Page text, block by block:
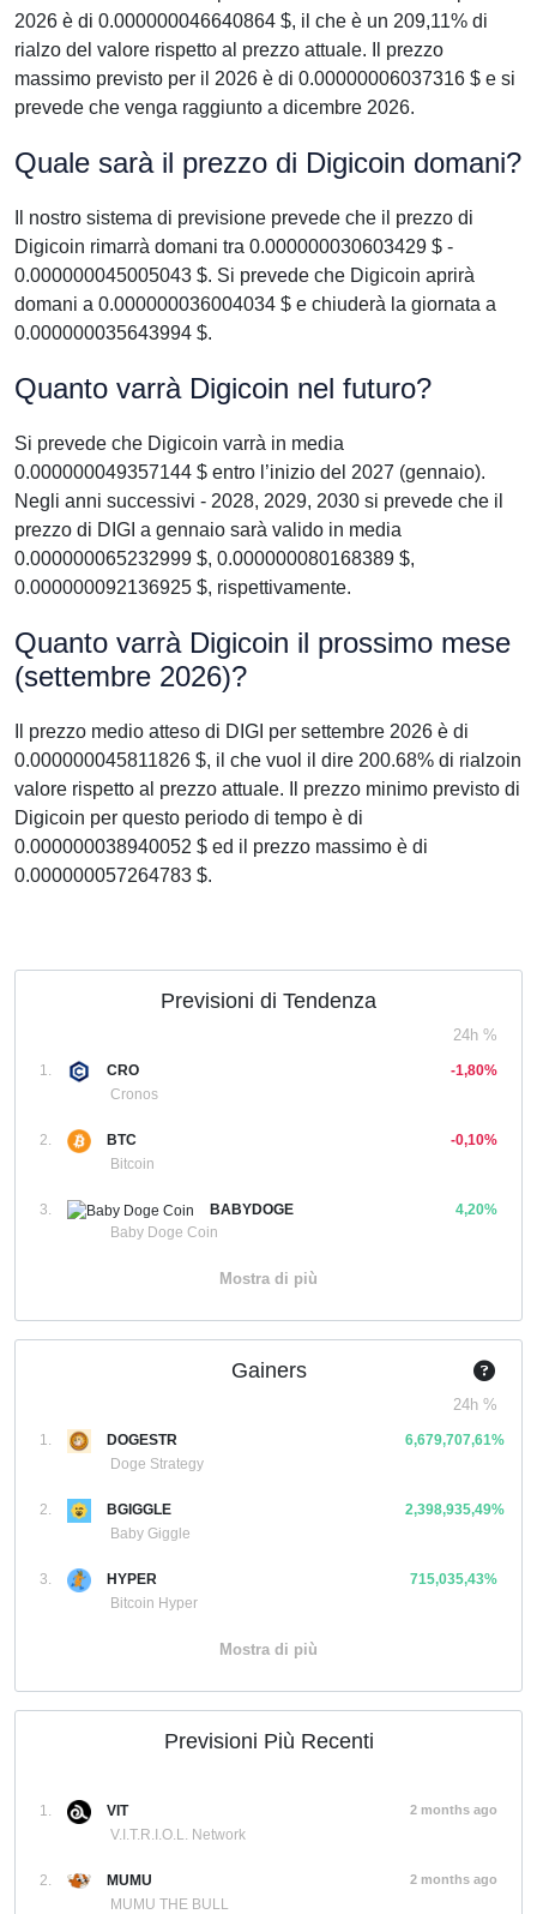
2026 è di 0.000000046640864 $, il che è un 209,11% di
rialzo del valore rispetto al prezzo attuale. Il prezzo
massimo previsto per il 2026 è di 0.00000006037316 $ e si
prevede che venga raggiunto a dicembre 2026.
Quale sarà il prezzo di Digicoin domani?
Il nostro sistema di previsione prevede che il prezzo di
Digicoin rimarrà domani tra 0.000000030603429 $ -
0.000000045005043 $. Si prevede che Digicoin aprirà
domani a 0.000000036004034 $ e chiuderà la giornata a
0.000000035643994 $.
Quanto varrà Digicoin nel futuro?
Si prevede che Digicoin varrà in media
0.000000049357144 $ entro l’inizio del 2027 (gennaio).
Negli anni successivi - 2028, 2029, 2030 si prevede che il
prezzo di DIGI a gennaio sarà valido in media
0.000000065232999 $, 0.000000080168389 $,
0.000000092136925 $, rispettivamente.
Quanto varrà Digicoin il prossimo mese
(settembre 2026)?
Il prezzo medio atteso di DIGI per settembre 2026 è di
0.000000045811826 $, il che vuol il dire 200.68% di rialzoin
valore rispetto al prezzo attuale. Il prezzo minimo previsto di
Digicoin per questo periodo di tempo è di
0.000000038940052 $ ed il prezzo massimo è di
0.000000057264783 $.
Previsioni di Tendenza
24h %
1.
CRO
Cronos
-1,80%
2.
BTC
Bitcoin
-0,10%
3.
BABYDOGE
Baby Doge Coin
4,20%
Mostra di più
Gainers
24h %
1.
DOGESTR
Doge Strategy
6,679,707,61%
2.
BGIGGLE
Baby Giggle
2,398,935,49%
3.
HYPER
Bitcoin Hyper
715,035,43%
Mostra di più
Previsioni Più Recenti
1.
VIT
V.I.T.R.I.O.L. Network
2 months ago
2.
MUMU
MUMU THE BULL
2 months ago